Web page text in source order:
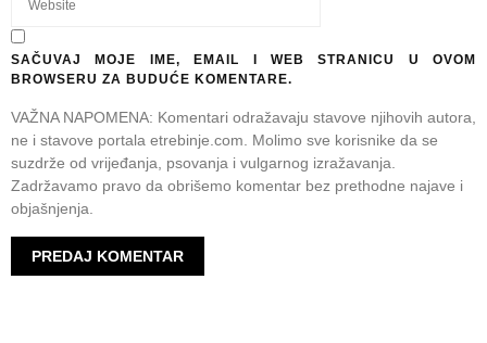
SAČUVAJ MOJE IME, EMAIL I WEB STRANICU U OVOM
BROWSERU ZA BUDUĆE KOMENTARE.
VAŽNA NAPOMENA: Komentari odražavaju stavove njihovih autora,
ne i stavove portala etrebinje.com. Molimo sve korisnike da se
suzdrže od vrijeđanja, psovanja i vulgarnog izražavanja.
Zadržavamo pravo da obrišemo komentar bez prethodne najave i
objašnjenja.